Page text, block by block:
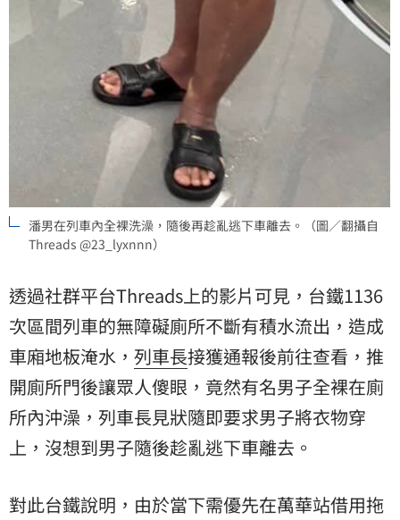
潘男在列車內全裸洗澡，隨後再趁亂逃下車離去。（圖／翻攝自
Threads @23_lyxnnn）
透過社群平台Threads上的影片可見，台鐵1136
次區間列車的無障礙廁所不斷有積水流出，造成
車廂地板淹水， 列車長接獲通報後前往查看，推
開廁所門後讓眾人傻眼，竟然有名男子全裸在廁
所內沖澡，列車長見狀隨即要求男子將衣物穿
上，沒想到男子隨後趁亂逃下車離去。
對此台鐵說明，由於當下需優先在萬華站借用拖